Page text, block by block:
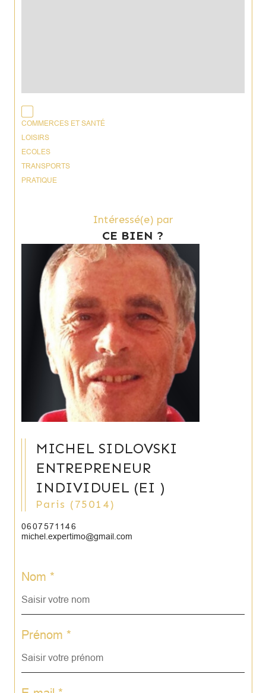
COMMERCES ET SANTÉ
LOISIRS
ECOLES
TRANSPORTS
PRATIQUE
Intéressé(e) par
CE BIEN ?
MICHEL SIDLOVSKI
ENTREPRENEUR
INDIVIDUEL (EI )
Paris (75014)
0607571146
michel.expertimo@gmail.com
Nom *
Prénom *